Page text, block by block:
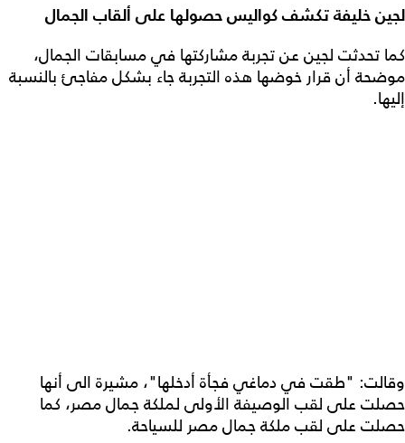
لجين خليفة تكشف كواليس حصولها على ألقاب الجمال
كما تحدثت لجين عن تجربة مشاركتها في مسابقات الجمال،
موضحة أن قرار خوضها هذه التجربة جاء بشكل مفاجئ بالنسبة
إليها.
وقالت: "طقت في دماغي فجأة أدخلها"، مشيرة الى أنها
حصلت على لقب الوصيفة الأولى لملكة جمال مصر، كما
حصلت على لقب ملكة جمال مصر للسياحة.